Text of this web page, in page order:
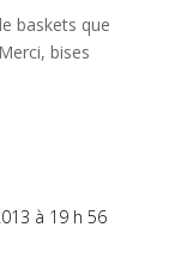
baskets que
bises
à 19 h 56